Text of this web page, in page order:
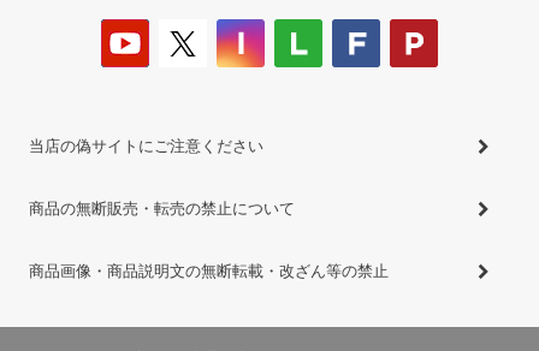
当店の偽サイトにご注意ください
商品の無断販売・転売の禁止について
商品画像・商品説明文の無断転載・改ざん等の禁止